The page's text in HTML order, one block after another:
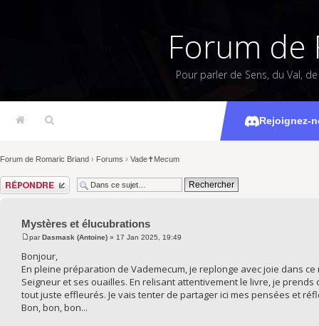
Forum de
Pour parler de Sens, du Val,
Rejoignez-
Forum de Romaric Briand › Forums › Vade✝Mecum
Répondre
Mystères et élucubrations
parDasmask (Antoine) » 17 Jan 2025, 19:49
Bonjour,
En pleine préparation de Vademecum, je replonge avec joie dans
Seigneur et ses ouailles. En relisant attentivement le livre, je
tout juste effleurés. Je vais tenter de partager ici mes pensées et
Bon, bon, bon...